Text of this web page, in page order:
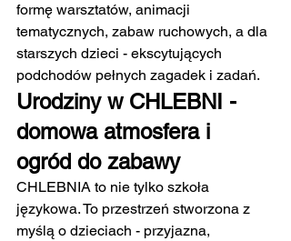
formę warsztatów, animacji
tematycznych, zabaw ruchowych, a dla
starszych dzieci - ekscytujących
podchodów pełnych zagadek i zadań.
Urodziny w CHLEBNI -
domowa atmosfera i
ogród do zabawy
CHLEBNIA to nie tylko szkoła
językowa. To przestrzeń stworzona z
myślą o dzieciach - przyjazna,